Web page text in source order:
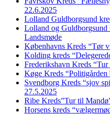
22.6.2025
Lolland Guldborgsund
Lolland og
Landsmøde
Københavns Kreds “Tør
Kolding kreds
Frederikshavn Kreds
Køge Kreds “Politigården
Svendborg Kreds “sjov
27.5.2025
Ribe Kreds”Tur til
Horsens kreds